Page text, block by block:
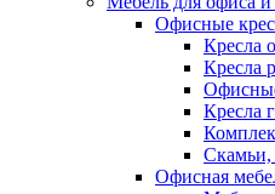
Офисные
Кресла
Кресла
Кресла
Скамьи,
Офисная